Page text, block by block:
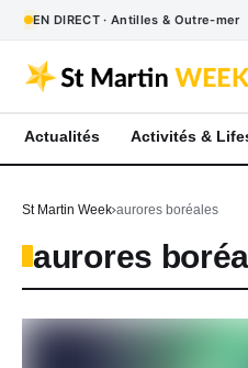
EN DIRECT · Antilles & Outre-mer
Actualités Activités &
St Martin Week aurores boréales
aurores